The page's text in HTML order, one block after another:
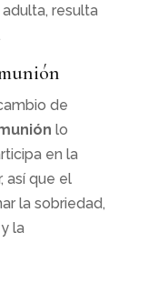
resulta
de
lo
en la
así que el
la sobriedad,
la